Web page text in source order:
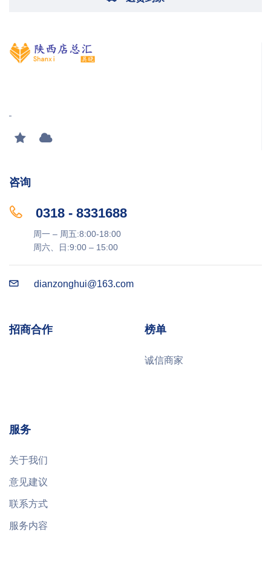
咨询
0318 - 8331688
周一 – 周五:8:00-18:00
周六、日:9:00 – 15:00
dianzonghui@163.com
招商合作 榜单
诚信商家
服务
关于我们
意见建议
联系方式
服务内容